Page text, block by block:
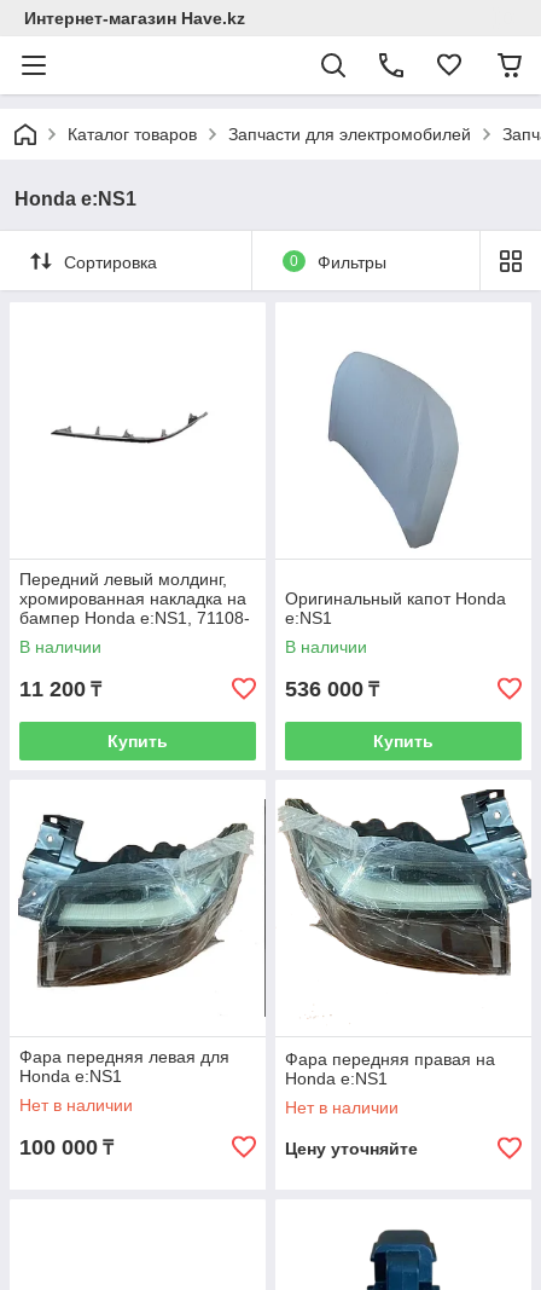
Интернет-магазин Have.kz
Каталог товаров Запчасти для электромобилей
Honda e:NS1
Сортировка 0 Фильтры
Передний левый молдинг,
хромированная накладка на
бампер Honda e:NS1, 71108-
31A-HOO
В наличии
11 200 ₸
Купить
Оригинальный капот Honda
e:NS1
В наличии
536 000 ₸
Купить
Фара передняя левая для
Honda e:NS1
Нет в наличии
100 000 ₸
Фара передняя правая на
Honda e:NS1
Нет в наличии
Цену уточняйте